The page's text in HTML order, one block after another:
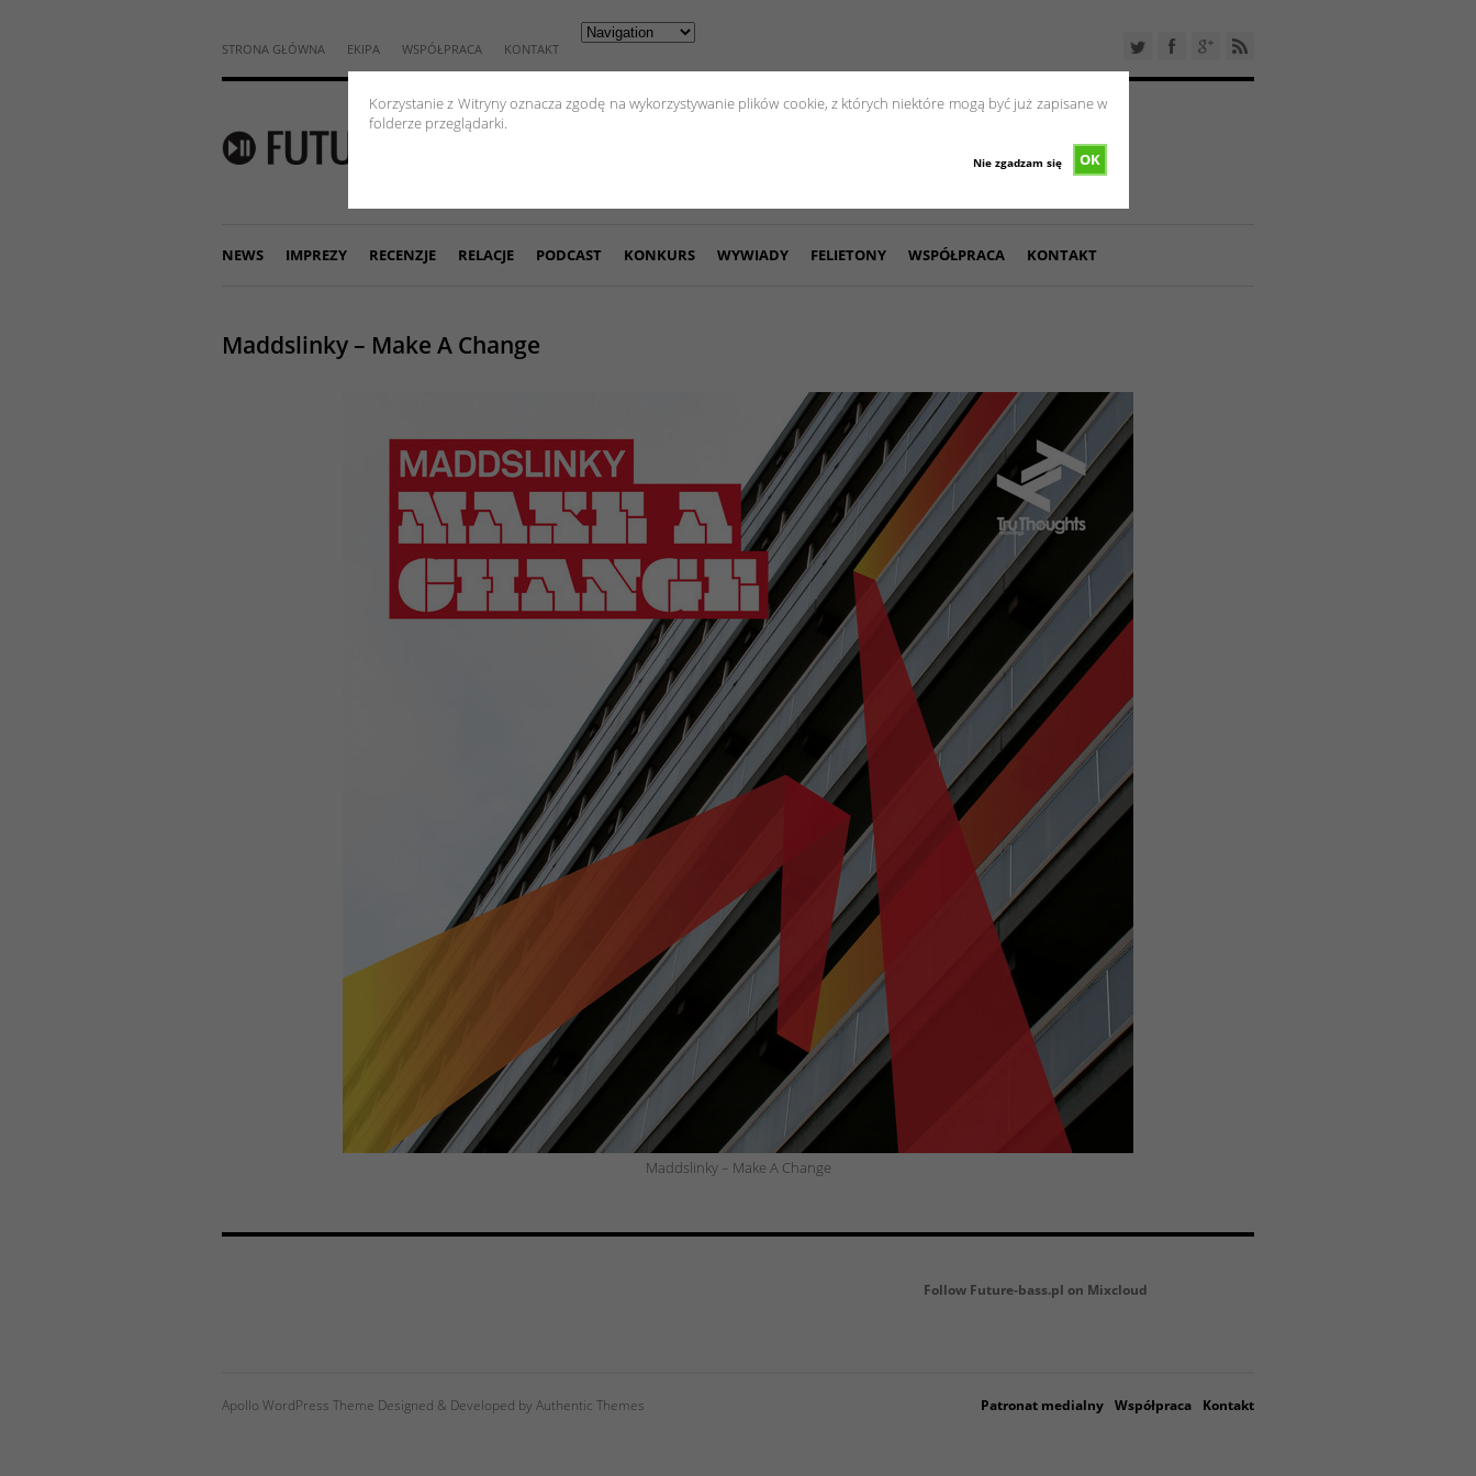
Korzystanie z Witryny oznacza zgodę na wykorzystywanie plików cookie, z których niektóre mogą być już zapisane w
folderze przeglądarki.
OK
Nie zgadzam się
STRONA GŁÓWNA EKIPA WSPÓŁPRACA KONTAKT
NEWS IMPREZY RECENZJE RELACJE PODCAST KONKURS WYWIADY FELIETONY WSPÓŁPRACA KONTAKT
Maddslinky – Make A Change
Maddslinky – Make A Change
Follow Future-bass.pl on Mixcloud
Apollo WordPress Theme Designed & Developed by Authentic Themes Patronat medialny Współpraca Kontakt